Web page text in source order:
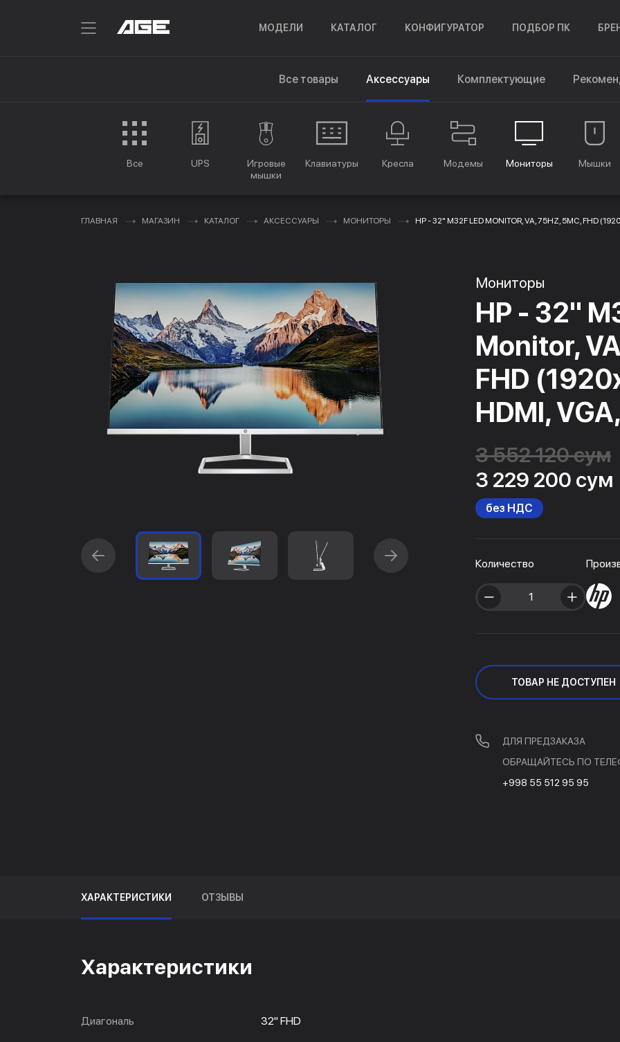
МОДЕЛИ КАТАЛОГ КОНФИГУРАТОР ПОДБОР ПК
Все товары Аксессуары Комплектующие
Все UPS
Игровые
мышки
Клавиатуры Кресла Модемы Мониторы Мышки
ГЛАВНАЯ МАГАЗИН КАТАЛОГ АКСЕССУАРЫ МОНИТОРЫ HP - 32" M32F LED MONITOR, VA, 75HZ, 5MC, FHD
Мониторы
HP - 32"
Monitor,
FHD
HDMI,
3 552 120 сум
3 229 200 сум
без НДС
Количество
ТОВАР НЕ ДОСТУПЕН
ДЛЯ ПРЕДЗАКАЗА
ОБРАЩАЙТЕСЬ ПО
+998 55 512 95 95
ХАРАКТЕРИСТИКИ ОТЗЫВЫ
Характеристики
Диагональ
32" FHD